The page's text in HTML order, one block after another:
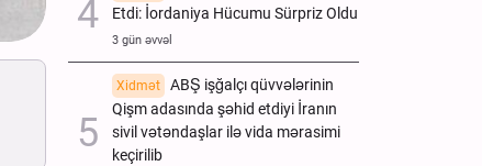
Etdi: İordaniya Hücumu Sürpriz Oldu
3 gün əvvəl
Xidmət
ABŞ işğalçı qüvvələrinin
Qişm adasında şəhid etdiyi İranın
sivil vətəndaşlar ilə vida mərasimi
keçirilib